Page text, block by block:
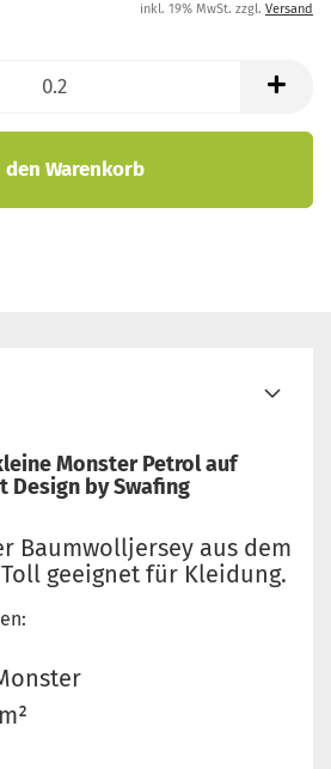
inkl. 19% MwSt. zzgl. Versand
den Warenkorb
Monster Petrol auf
Design by Swafing
Baumwolljersey aus dem
geeignet für Kleidung.